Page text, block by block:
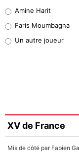
1%
9%
Faris Moumbagna
4%
Amine Harit
Faris Moumbagna
Un autre joueur
XV de France